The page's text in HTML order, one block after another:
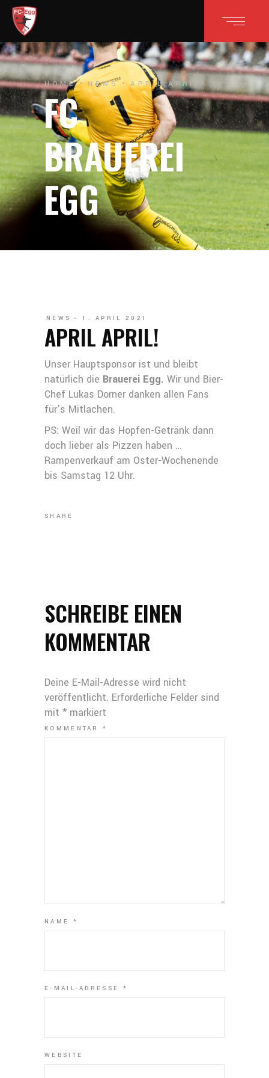
HOME NEWS APRIL APRIL!
FC
BRAUEREI
EGG
NEWS 1. APRIL 2021
APRIL APRIL!
Unser Hauptsponsor ist und bleibt
natürlich die Brauerei Egg. Wir und Bier-
Chef Lukas Dorner danken allen Fans
für’s Mitlachen.
PS: Weil wir das Hopfen-Getränk dann
doch lieber als Pizzen haben …
Rampenverkauf am Oster-Wochenende
bis Samstag 12 Uhr.
SHARE
SCHREIBE EINEN
KOMMENTAR
Deine E-Mail-Adresse wird nicht
veröffentlicht. Erforderliche Felder sind
mit * markiert
KOMMENTAR*
NAME *
E-MAIL-ADRESSE *
WEBSITE